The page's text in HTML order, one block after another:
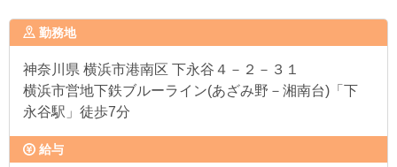
勤務地
神奈川県 横浜市港南区 下永谷４－２－３１
横浜市営地下鉄ブルーライン(あざみ野－湘南台)「下
永谷駅」徒歩7分
給与